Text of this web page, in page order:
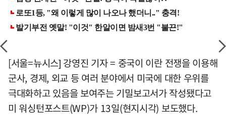
[서울=뉴시스] 강영진 기자 = 중국이 이란 전쟁을 이용해
군사, 경제, 외교 등 여러 분야에서 미국에 대한 우위를
극대화하고 있음을 보여주는 기밀보고서가 작성됐다고
미 워싱턴포스트(WP)가 13일(현지시각) 보도했다.